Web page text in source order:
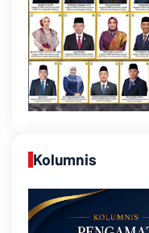
Kolumnis